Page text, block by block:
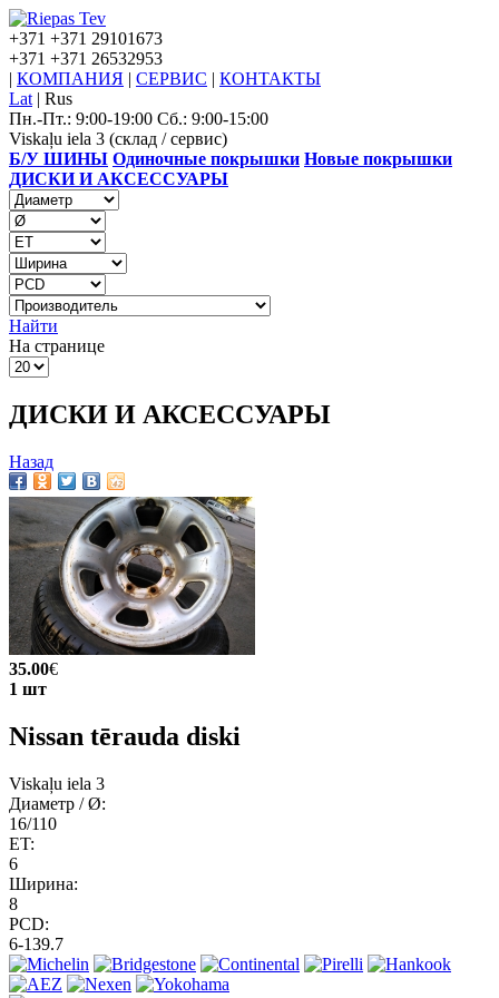
+371 +371 29101673
+371 +371 26532953
| КОМПАНИЯ | СЕРВИС | КОНТАКТЫ
Lat | Rus
Пн.-Пт.: 9:00-19:00 Сб.: 9:00-15:00
Viskaļu iela 3 (склад / сервис)
Б/У ШИНЫ Одиночные покрышки Новые покрышки
ДИСКИ И АКСЕССУАРЫ
Найти
На странице
ДИСКИ И АКСЕССУАРЫ
Назад
35.00€
1 шт
Nissan tērauda diski
Viskaļu iela 3
Диаметр / Ø:
16/110
ET:
6
Ширина:
8
PCD:
6-139.7